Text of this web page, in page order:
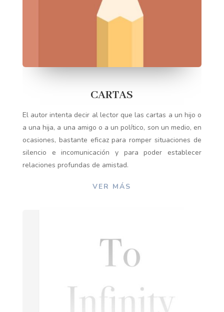
CARTAS
El autor intenta decir al lector que las cartas a un hijo o
a una hija, a una amigo o a un político, son un medio, en
ocasiones, bastante eficaz para romper situaciones de
silencio e incomunicación y para poder establecer
relaciones profundas de amistad.
VER MÁS